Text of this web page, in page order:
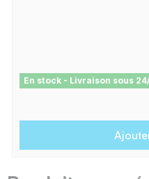
En stock - Livraison sous